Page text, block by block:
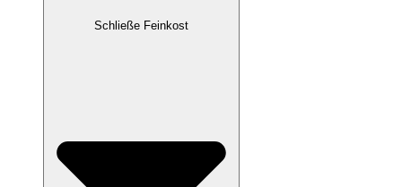
Schließe Feinkost